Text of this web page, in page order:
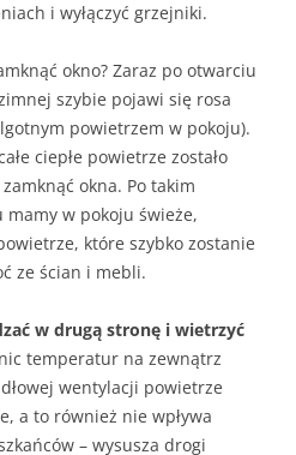
i wyłączyć grzejniki.
okno? Zaraz po otwarciu
szybie pojawi się rosa
powietrzem w pokoju).
ciepłe powietrze zostało
okna. Po takim
w pokoju świeże,
które szybko zostanie
ze ścian i mebli.
w drugą stronę i wietrzyć
temperatur na zewnątrz
wentylacji powietrze
a to również nie wpływa
– wysusza drogi